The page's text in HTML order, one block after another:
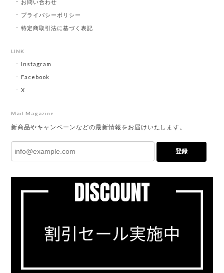
お問い合わせ
プライバシーポリシー
特定商取引法に基づく表記
LINK
Instagram
Facebook
X
Mail Magazine
新商品やキャンペーンなどの最新情報をお届けいたします。
登録